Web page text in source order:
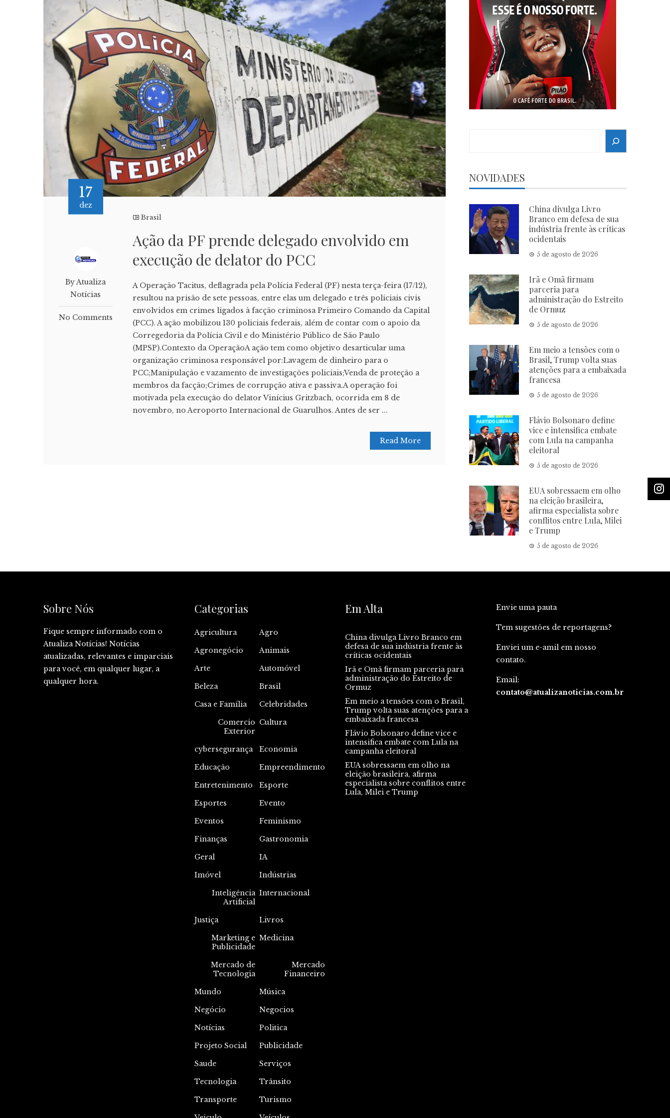
17
dez
By Atualiza
Notícias
No Comments
Brasil
Ação da PF prende delegado envolvido em
execução de delator do PCC
A Operação Tacitus, deflagrada pela Polícia Federal (PF) nesta terça-feira (17/12),
resultou na prisão de sete pessoas, entre elas um delegado e três policiais civis
envolvidos em crimes ligados à facção criminosa Primeiro Comando da Capital
(PCC). A ação mobilizou 130 policiais federais, além de contar com o apoio da
Corregedoria da Polícia Civil e do Ministério Público de São Paulo
(MPSP).Contexto da OperaçãoA ação tem como objetivo desarticular uma
organização criminosa responsável por:Lavagem de dinheiro para o
PCC;Manipulação e vazamento de investigações policiais;Venda de proteção a
membros da facção;Crimes de corrupção ativa e passiva.A operação foi
motivada pela execução do delator Vinícius Gritzbach, ocorrida em 8 de
novembro, no Aeroporto Internacional de Guarulhos. Antes de ser ...
Read More
NOVIDADES
China divulga Livro
Branco em defesa de sua
indústria frente às críticas
ocidentais
5 de agosto de 2026
Irã e Omã firmam
parceria para
administração do Estreito
de Ormuz
5 de agosto de 2026
Em meio a tensões com o
Brasil, Trump volta suas
atenções para a embaixada
francesa
5 de agosto de 2026
Flávio Bolsonaro define
vice e intensifica embate
com Lula na campanha
eleitoral
5 de agosto de 2026
EUA sobressaem em olho
na eleição brasileira,
afirma especialista sobre
conflitos entre Lula, Milei
e Trump
5 de agosto de 2026
Sobre Nós
Fique sempre informado com o
Atualiza Notícias! Notícias
atualizadas, relevantes e imparciais
para você, em qualquer lugar, a
qualquer hora.
Categorias
Agricultura
Agro
Agronegócio
Animais
Arte
Automóvel
Beleza
Brasil
Casa e Família
Celebridades
Comercio
Exterior
Cultura
cybersegurança
Economia
Educação
Empreendimento
Entretenimento
Esporte
Esportes
Evento
Eventos
Feminismo
Finanças
Gastronomia
Geral
IA
Imóvel
Indústrias
Inteligência
Artificial
Internacional
Justiça
Livros
Marketing e
Publicidade
Medicina
Mercado de
Tecnologia
Mercado
Financeiro
Mundo
Música
Negócio
Negocios
Notícias
Politica
Projeto Social
Publicidade
Saude
Serviços
Tecnologia
Trânsito
Transporte
Turismo
Em Alta
China divulga Livro Branco em
defesa de sua indústria frente às
críticas ocidentais
Irã e Omã firmam parceria para
administração do Estreito de
Ormuz
Em meio a tensões com o Brasil,
Trump volta suas atenções para a
embaixada francesa
Flávio Bolsonaro define vice e
intensifica embate com Lula na
campanha eleitoral
EUA sobressaem em olho na
eleição brasileira, afirma
especialista sobre conflitos entre
Lula, Milei e Trump
Envie uma pauta
Tem sugestões de reportagens?
Enviei um e-amil em nosso
contato.
Email:
contato@atualizanoticias.com.br